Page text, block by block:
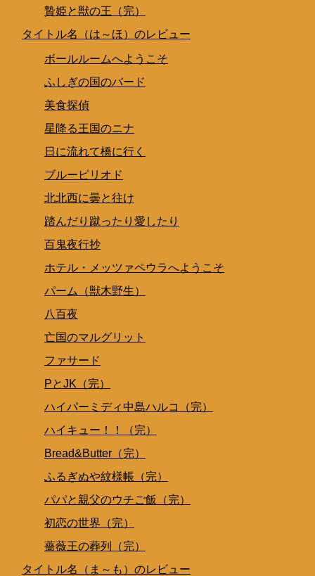
贄姫と獣の王（完）
タイトル名（は～ほ）のレビュー
ボールルームへようこそ
ふしぎの国のバード
美食探偵
星降る王国のニナ
日に流れて橋に行く
ブルーピリオド
北北西に曇と往け
踏んだり蹴ったり愛したり
百鬼夜行抄
ホテル・メッツァペウラへようこそ
パーム（獣木野生）
八百夜
亡国のマルグリット
ファサード
PとJK（完）
ハイパーミディ中島ハルコ（完）
ハイキュー！！（完）
Bread&Butter（完）
ふるぎぬや紋様帳（完）
パパと親父のウチご飯（完）
初恋の世界（完）
薔薇王の葬列（完）
タイトル名（ま～も）のレビュー